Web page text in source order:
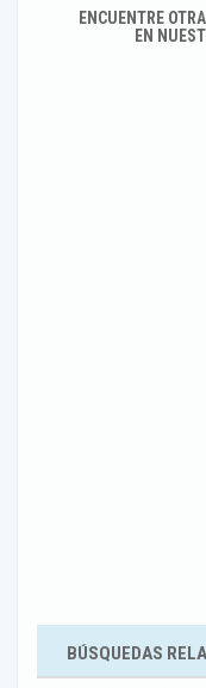
ENCUENTRE
EN
BÚSQUEDAS